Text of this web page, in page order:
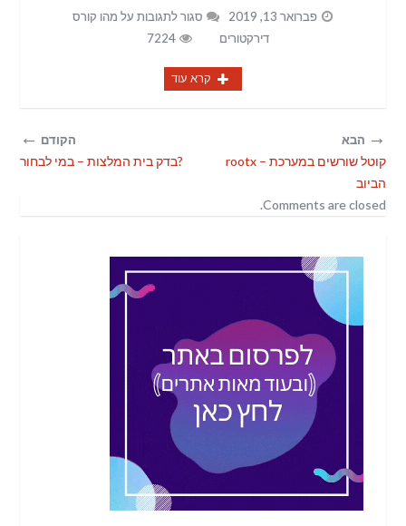
פברואר 13, 2019 סגור לתגובות על מהו קורס
דירקטורים
7224
קרא עוד
← הקודם
בדק בית המלצות – במי לבחור?
→
rootx – קוטל שורשים במערכת
הביוב
Comments are closed.